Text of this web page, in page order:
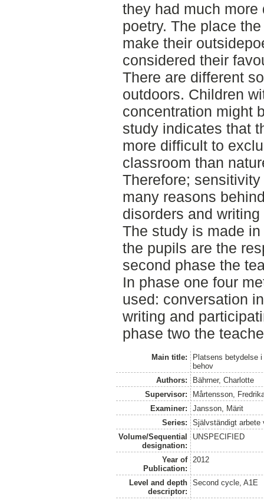
they had much
poetry. The place
make their
considered their
There are different
outdoors. Children
concentration might
study indicates that
more difficult to
classroom than
Therefore;
many reasons
disorders and
The study is made
the pupils are the
second phase the
In phase one four
used: conversation
writing and
phase two the
Main title:
Platsens betydelse
behov
Authors:
Bährner, Charlotte
Supervisor:
Mårtensson,
Examiner:
Jansson, Märit
Series:
Självständigt arbete
Volume/Sequential
designation:
UNSPECIFIED
Year of
Publication:
2012
Level and depth
descriptor:
Second cycle, A1E